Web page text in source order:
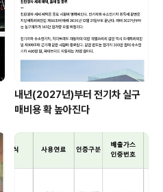
내년(2027년)부터 전기차 실구
매비용 확 높아진다